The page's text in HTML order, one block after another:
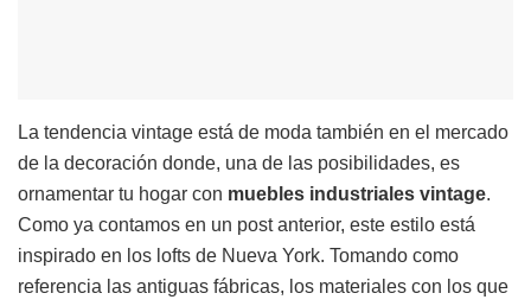
La tendencia vintage está de moda también en el mercado
de la decoración donde, una de las posibilidades, es
ornamentar tu hogar con muebles industriales vintage.
Como ya contamos en un post anterior, este estilo está
inspirado en los lofts de Nueva York. Tomando como
referencia las antiguas fábricas, los materiales con los que